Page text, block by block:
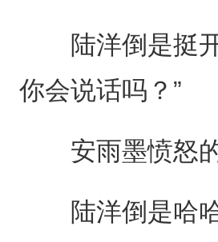
陆洋倒是挺开
你会说话吗？”
安雨墨愤怒的
陆洋倒是哈哈